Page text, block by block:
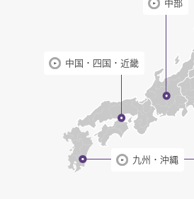
中部
中国・四国・近畿
九州・沖縄